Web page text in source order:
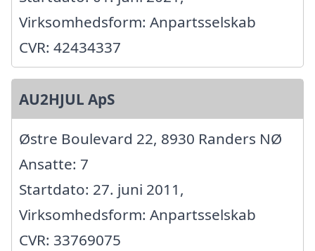
Virksomhedsform: Anpartsselskab
CVR: 42434337
AU2HJUL ApS
Østre Boulevard 22, 8930 Randers NØ
Ansatte: 7
Startdato: 27. juni 2011,
Virksomhedsform: Anpartsselskab
CVR: 33769075